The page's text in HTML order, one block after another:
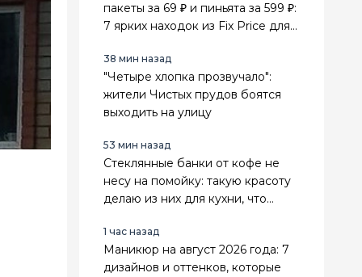
пакеты за 69 ₽ и пиньята за 599 ₽:
7 ярких находок из Fix Price для
38 мин назад
"Четыре хлопка прозвучало":
жители Чистых прудов боятся
выходить на улицу
53 мин назад
Стеклянные банки от кофе не
несу на помойку: такую красоту
делаю из них для кухни, что
1 час назад
Маникюр на август 2026 года: 7
дизайнов и оттенков, которые